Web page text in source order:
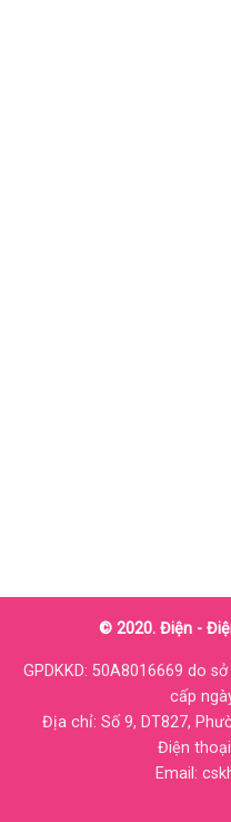
© 2020. Điện -
GPDKKD: 50A8016669 do
cấp
Địa chỉ: Số 9, DT827,
Điện
Email: